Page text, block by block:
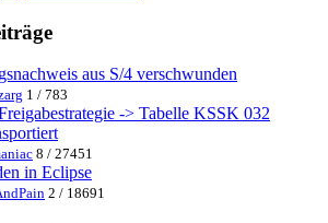
aus S/4 verschwunden
1 / 783
-> Tabelle KSSK 032
8 / 27451
in Eclipse
2 / 18691